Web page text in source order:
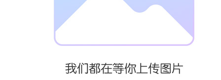
● 在很宽的温